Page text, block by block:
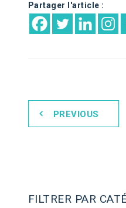
Partager l'article :
PREVIOUS
FILTRER PAR